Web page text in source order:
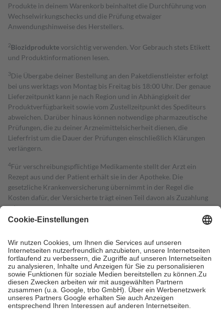
Produkte in deinem Warenkorb beinhaltet die Durchführung von
Wechselwirkungschecks und die Prüfung etwaiger
Anwendungshinweise des Herstellers.
2Biozidproduktevorsichtig verwenden. Vor Gebrauch stets Etikett
und Produktinformationen lesen.
3Die Übergabe deiner Bestellung an den Paketdienstleister erfolgt
bei uns werktags von Montag bis Freitag bis 18:00 Uhr. Der genaue
Lieferzeitpunkt kann je nach Region und in Abhängigkeit der
Produktverfügbarkeit sowie vom Zustellzeitpunkt des Spediteurs
abweichen. Darüber hinaus können notwendige pharmazeutische
Prüfungen, die zu deiner Arzneimittelsicherheit dienen, die
Lieferfrist um die Dauer der Prüfungen einschließlich Klärungen
verlängern.
4Für verschreibungspflichtige Medikamente stellt der Arzt ein
Rezept aus und der Patient erhält sie in der Apotheke. Die
gesetzliche Krankenversicherung übernimmt in der Regel die
Kosten dafür, der Versicherte trägt einen Teil davon als Zuzahlung
mit.
Grundsätzlich leisten Mitglieder Zuzahlungen in Höhe von zehn
höchstens zehn Euro.
Es sind jedoch nie mehr als die tatsächlichen
Kosten der Leistung zu entrichten.
Diese Regeln gelten grundsätzlich auch für Online-Apotheken.
Bei Heilmitteln und häuslicher Krankenpflege beträgt die
Zuzahlung zehn Prozent der Kosten sowie zehn Euro je
Verordnung.
Um das Engagement der Versicherten für ihre eigene Gesundheit zu